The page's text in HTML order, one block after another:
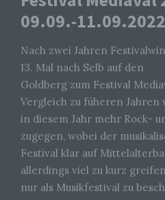
09.09.-
Nach zwei Jahren
13. Mal nach Selb auf den
Goldberg zum Festival
Vergleich zu füheren Jahren
in diesem Jahr mehr Rock-
zugegen, wobei der
Festival klar auf
allerdings viel zu kurz
nur als Musikfestival zu